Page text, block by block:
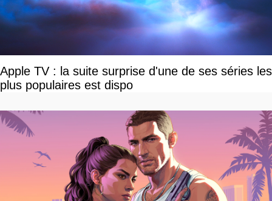
Apple TV : la suite surprise d'une de ses séries les
plus populaires est dispo